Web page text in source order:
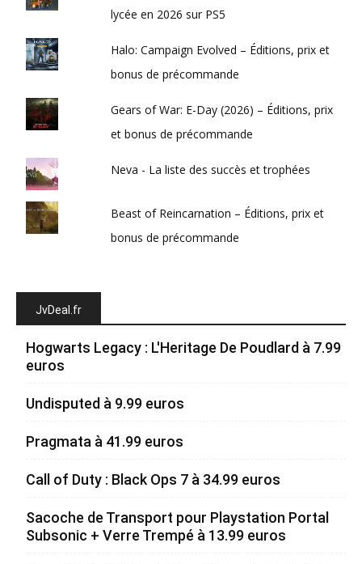
lycée en 2026 sur PS5
Halo: Campaign Evolved – Éditions, prix et
bonus de précommande
Gears of War: E-Day (2026) – Éditions, prix
et bonus de précommande
Neva - La liste des succès et trophées
Beast of Reincarnation – Éditions, prix et
bonus de précommande
JvDeal.fr
Hogwarts Legacy : L'Heritage De Poudlard à 7.99
euros
Undisputed à 9.99 euros
Pragmata à 41.99 euros
Call of Duty : Black Ops 7 à 34.99 euros
Sacoche de Transport pour Playstation Portal
Subsonic + Verre Trempé à 13.99 euros